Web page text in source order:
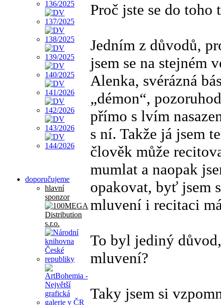
doporučujeme
hlavní
sponzor
Proč jste se do toho
Jedním z důvodů,
jsem se na stejném
Alenka, svérázná
„démon“,
přímo s lvím
s ní. Takže já jsem
člověk může
mumlat a naopak
opakovat, byť jsem
mluvení i recitaci
To byl jediný
mluvení?
Taky jsem si